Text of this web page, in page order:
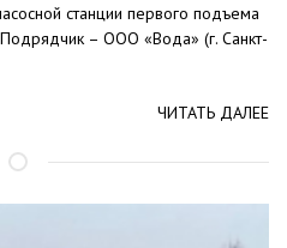
станции первого подъема
– ООО «Вода» (г. Санкт-
ЧИТАТЬ ДАЛЕЕ